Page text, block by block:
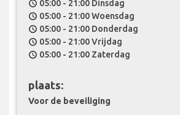
schedule 05:00 - 21:00 Dinsdag
schedule 05:00 - 21:00 Woensdag
schedule 05:00 - 21:00 Donderdag
schedule 05:00 - 21:00 Vrijdag
schedule 05:00 - 21:00 Zaterdag
plaats:
Voor de beveiliging